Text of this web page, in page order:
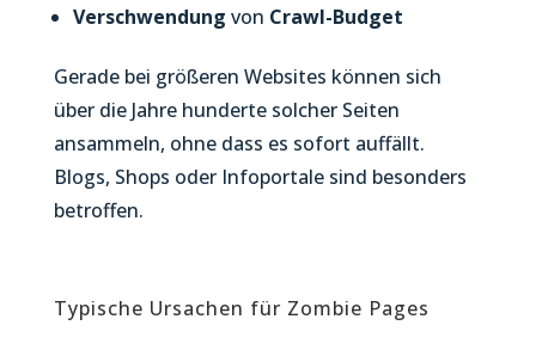
Verschwendung von Crawl-Budget
Gerade bei größeren Websites können sich
über die Jahre hunderte solcher Seiten
ansammeln, ohne dass es sofort auffällt.
Blogs, Shops oder Infoportale sind besonders
betroffen.
Typische Ursachen für Zombie Pages